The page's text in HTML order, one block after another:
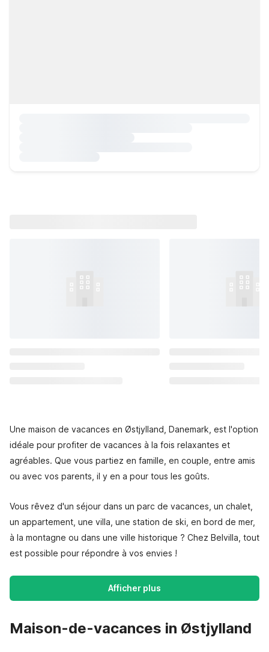
Une maison de vacances en Østjylland, Danemark, est l'option
idéale pour profiter de vacances à la fois relaxantes et
agréables. Que vous partiez en famille, en couple, entre amis
ou avec vos parents, il y en a pour tous les goûts.
Vous rêvez d'un séjour dans un parc de vacances, un chalet,
un appartement, une villa, une station de ski, en bord de mer,
à la montagne ou dans une ville historique ? Chez Belvilla, tout
est possible pour répondre à vos envies !
Afficher plus
Maison-de-vacances in Østjylland